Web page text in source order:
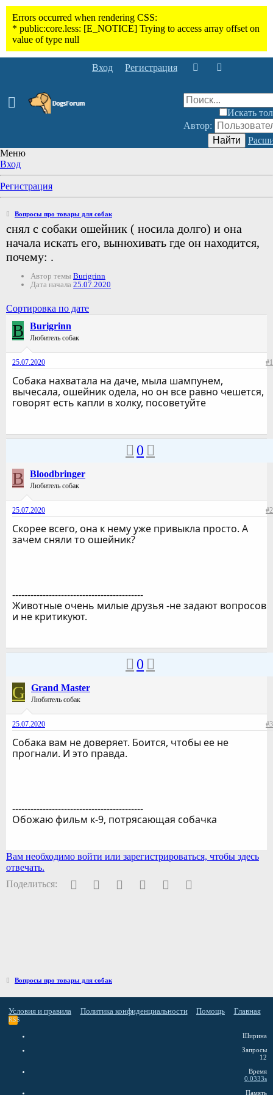
Вход Регистрация
Искать
Автор:
Найти
Меню
Вход
Регистрация
Вопросы про товары для собак
снял с собаки ошейник ( носила долго) и она
начала искать его, вынюхивать где он находится,
почему: .
Автор темы Burigrinn
Дата начала 25.07.2020
Сортировка по дате
B Burigrinn
Любитель собак
25.07.2020 #1
Собака нахватала на даче, мыла шампунем,
вычесала, ошейник одела, но он все равно чешется,
говорят есть капли в холку, посоветуйте
0
B Bloodbringer
Любитель собак
25.07.2020 #2
Скорее всего, она к нему уже привыкла просто. А
зачем сняли то ошейник?
-------------------------------------------
Животные очень милые друзья -не задают вопросов
и не критикуют.
0
G Grand Master
Любитель собак
25.07.2020 #3
Собака вам не доверяет. Боится, чтобы ее не
прогнали. И это правда.
-------------------------------------------
Обожаю фильм к-9, потрясающая собачка
Вам необходимо войти или зарегистрироваться, чтобы здесь
отвечать.
Поделиться:
FacebookTwitter PinterestWhatsAppЭлектронная почта
Вопросы про товары для собак
Условия и правила Политика конфиденциальности Помощь Главная
RSS
Ширина
Запросы
12
Время
0.0333s
Память